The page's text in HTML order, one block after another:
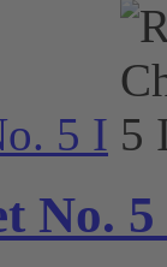
5 I
No.